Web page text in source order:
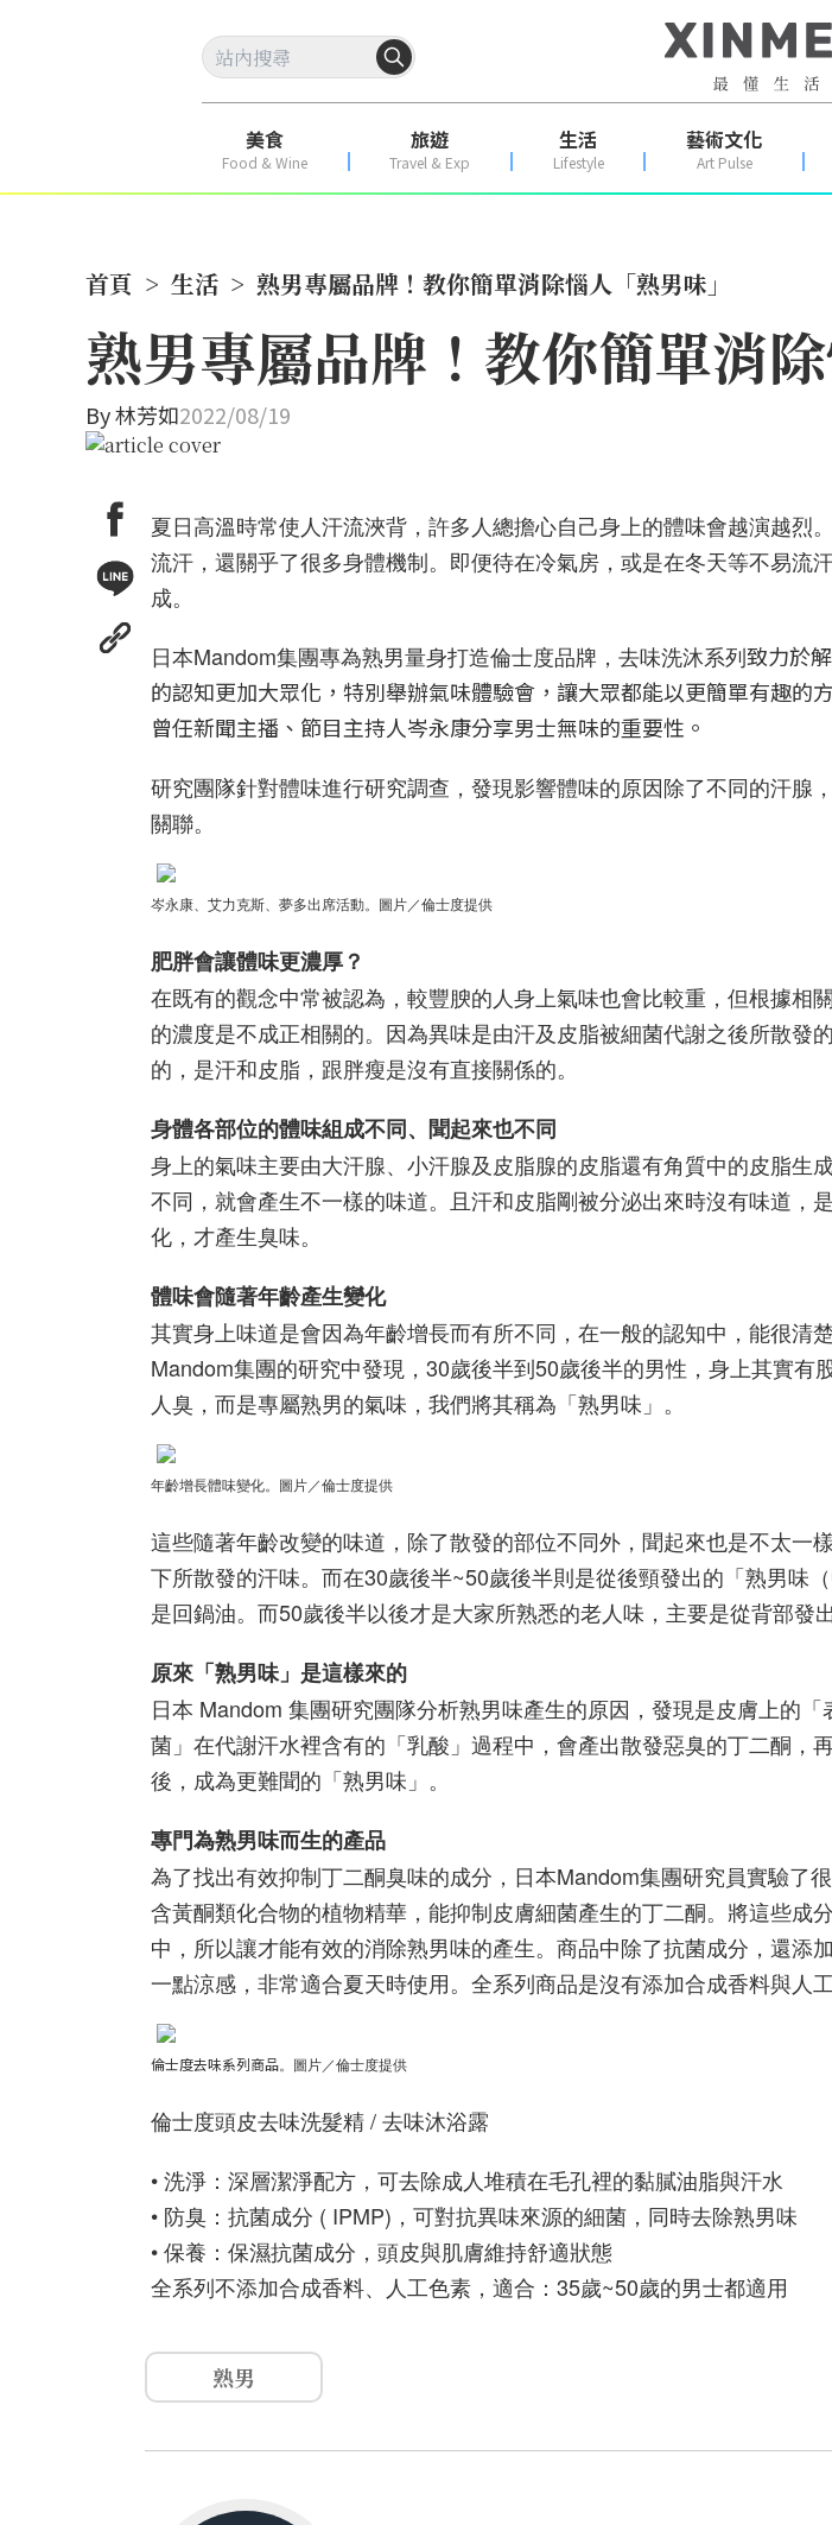
美食
Food & Wine
旅遊
Travel & Exp
生活
Lifestyle
藝術文化
Art Pulse
首頁 > 生活 > 熟男專屬品牌！教你簡單消除惱人「熟男味」
熟男專屬品牌！教你簡單消除
By林芳如2022/08/19
夏日高溫時常使人汗流浹背，許多人總擔心自己身上的體味會越演越烈
流汗，還關乎了很多身體機制。即便待在冷氣房，或是在冬天等不易流
成。
日本Mandom集團專為熟男量身打造倫士度品牌，去味洗沐系列致力於
的認知更加大眾化，特別舉辦氣味體驗會，讓大眾都能以更簡單有趣的
曾任新聞主播、節目主持人岑永康分享男士無味的重要性。
研究團隊針對體味進行研究調查，發現影響體味的原因除了不同的汗腺
關聯。
岑永康、艾力克斯、夢多出席活動。圖片／倫士度提供
肥胖會讓體味更濃厚？
在既有的觀念中常被認為，較豐腴的人身上氣味也會比較重，但根據相
的濃度是不成正相關的。 因為異味是由汗及皮脂被細菌代謝之後所散發
的，是汗和皮脂，跟胖瘦是沒有直接關係的。
身體各部位的體味組成不同、聞起來也不同
身上的氣味主要由大汗腺、小汗腺及皮脂腺的皮脂還有角質中的皮脂生
不同，就會產生不一樣的味道。 且汗和皮脂剛被分泌出來時沒有味道，
化，才產生臭味。
體味會隨著年齡產生變化
其實身上味道是會因為年齡增長而有所不同，在一般的認知中，能很清
Mandom集團的研究中發現，30歲後半到50歲後半的男性，身上其實有
人臭，而是專屬熟男的氣味，我們將其稱為「熟男味」。
年齡增長體味變化。圖片／倫士度提供
這些隨著年齡改變的味道，除了散發的部位不同外，聞起來也是不太一
下所散發的汗味。而在30歲後半~50歲後半則是從後頸發出的「熟男味
是回鍋油。而50歲後半以後才是大家所熟悉的老人味，主要是從背部發
原來「熟男味」是這樣來的
日本 Mandom 集團研究團隊分析熟男味產生的原因，發現是皮膚上的
菌」在代謝汗水裡含有的「乳酸」過程中，會產出散發惡臭的丁二酮，
後，成為更難聞的「熟男味」。
專門為熟男味而生的產品
為了找出有效抑制丁二酮臭味的成分，日本Mandom集團研究員實驗了
含黃酮類化合物的植物精華，能抑制皮膚細菌產生的丁二酮。將這些成
中，所以讓才能有效的消除熟男味的產生。 商品中除了抗菌成分，還添
一點涼感，非常適合夏天時使用。全系列商品是沒有添加合成香料與人
倫士度去味系列商品。圖片／倫士度提供
倫士度頭皮去味洗髮精 / 去味沐浴露
• 洗淨：深層潔淨配方，可去除成人堆積在毛孔裡的黏膩油脂與汗水
• 防臭：抗菌成分 ( IPMP)，可對抗異味來源的細菌，同時去除熟男味
• 保養：保濕抗菌成分，頭皮與肌膚維持舒適狀態
全系列不添加合成香料、人工色素，適合：35歲~50歲的男士都適用
熟男